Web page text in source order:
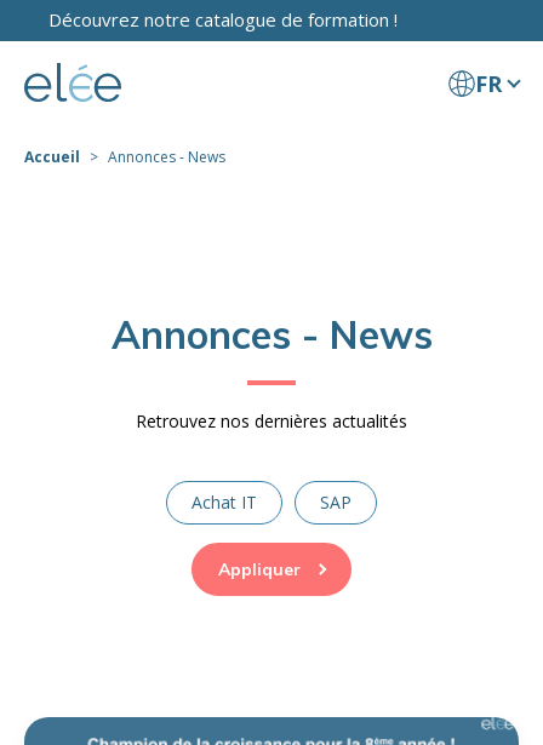
Découvrez notre catalogue de formation !
FR
Accueil Annonces - News
Annonces - News
Retrouvez nos dernières actualités
Achat IT SAP
Appliquer